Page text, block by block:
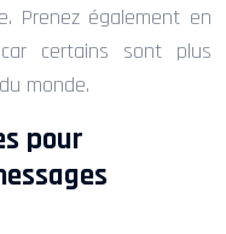
Prenez également en
certains sont plus
monde.
pour